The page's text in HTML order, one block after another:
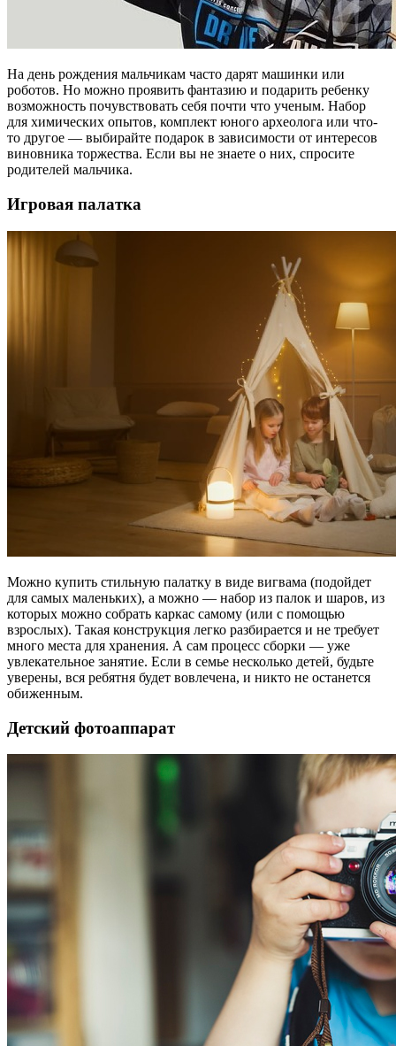
На день рождения мальчикам часто дарят машинки или
роботов. Но можно проявить фантазию и подарить ребенку
возможность почувствовать себя почти что ученым. Набор
для химических опытов, комплект юного археолога или что-
то другое — выбирайте подарок в зависимости от интересов
виновника торжества. Если вы не знаете о них, спросите
родителей мальчика.
Игровая палатка
Можно купить стильную палатку в виде вигвама (подойдет
для самых маленьких), а можно — набор из палок и шаров, из
которых можно собрать каркас самому (или с помощью
взрослых). Такая конструкция легко разбирается и не требует
много места для хранения. А сам процесс сборки — уже
увлекательное занятие. Если в семье несколько детей, будьте
уверены, вся ребятня будет вовлечена, и никто не останется
обиженным.
Детский фотоаппарат